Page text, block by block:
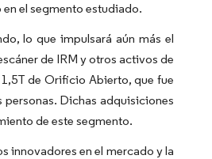
el segmento estudiado.
lo que impulsará aún más el
de IRM y otros activos de
de Orificio Abierto, que fue
Dichas adquisiciones
de este segmento.
innovadores en el mercado y la